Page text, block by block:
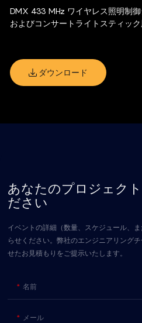
DMX 433 MHz ワイヤレス照明制
およびコンサートライトスティッ
す。このシステムはDMX512制御とRFワ
ストバンド、コンサートライトスティッ
照明製品の同期照明効果を実現します。
ダウンロード
あなたのプロジェク
ださい
イベントの詳細（数量、スケジュール、
らせください。弊社のエンジニアリング
せたお見積もりをご提示いたします。
名前
メール